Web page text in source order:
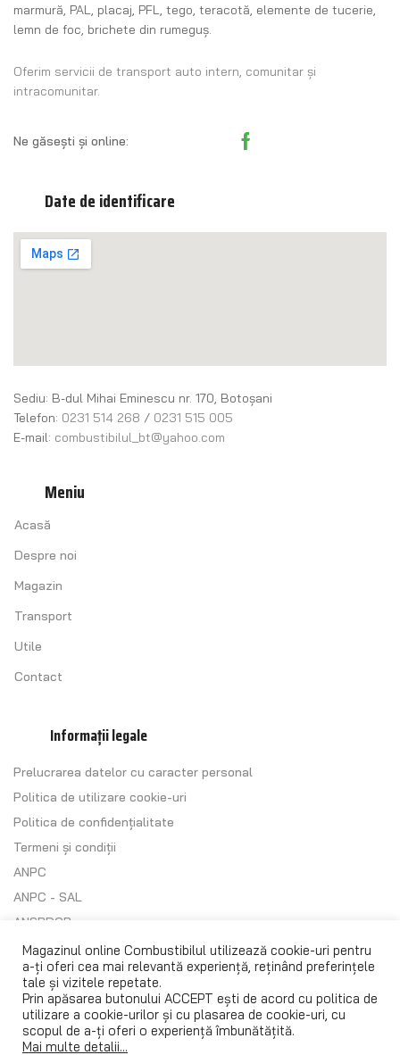
marmură, PAL, placaj, PFL, tego, teracotă, elemente de tucerie,
lemn de foc, brichete din rumeguş.
Oferim servicii de transport auto intern, comunitar și
intracomunitar.
Ne găsești și online:
Date de identificare
Sediu: B-dul Mihai Eminescu nr. 170, Botoșani
Telefon: 0231 514 268 / 0231 515 005
E-mail: combustibilul_bt@yahoo.com
Meniu
Acasă
Despre noi
Magazin
Transport
Utile
Contact
Informații legale
Prelucrarea datelor cu caracter personal
Politica de utilizare cookie-uri
Politica de confidențialitate
Termeni și condiții
ANPC
ANPC - SAL
ANSPDCP
Regulament (UE) 2016/679
© 1993 – 2024Combustibilul SRL
Magazinul online Combustibilul utilizează cookie-uri pentru
a-ți oferi cea mai relevantă experiență, reținând preferințele
tale și vizitele repetate.
Prin apăsarea butonului ACCEPT ești de acord cu politica de
utilizare a cookie-urilor și cu plasarea de cookie-uri, cu
scopul de a-ți oferi o experiență îmbunătățită.
Mai multe detalii...